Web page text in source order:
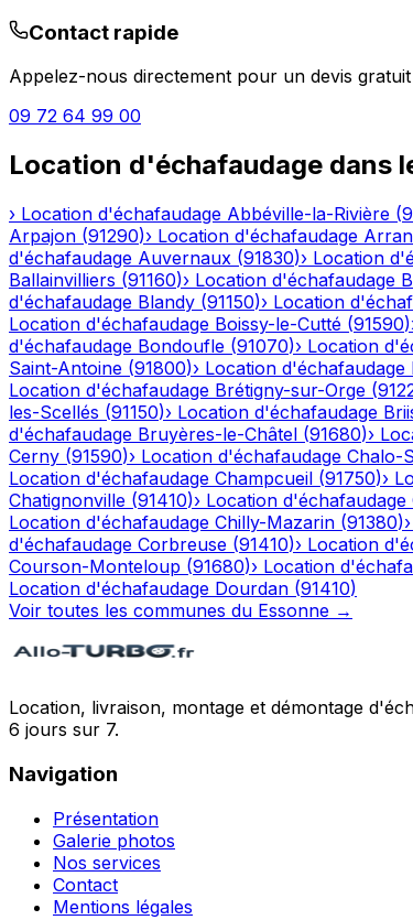
Contact rapide
Appelez-nous directement pour un devis gratuit
09 72 64 99 00
Location d'échafaudage dans
› Location d'échafaudage Abbéville-la-Rivière (
Arpajon (91290)› Location d'échafaudage
d'échafaudage Auvernaux (91830)› Location
Ballainvilliers (91160)› Location d'échafaudage
d'échafaudage Blandy (91150)› Location
Location d'échafaudage Boissy-le-Cutté (91590)
d'échafaudage Bondoufle (91070)› Location
Saint-Antoine (91800)› Location d'échafaudage
Location d'échafaudage Brétigny-sur-Orge (
les-Scellés (91150)› Location d'échafaudage
d'échafaudage Bruyères-le-Châtel (91680)›
Cerny (91590)› Location d'échafaudage Chalo-
Location d'échafaudage Champcueil (91750)›
Chatignonville (91410)› Location d'échafaudage
Location d'échafaudage Chilly-Mazarin (91380)›
d'échafaudage Corbreuse (91410)› Location
Courson-Monteloup (91680)› Location
Location d'échafaudage Dourdan (91410)
Voir toutes les communes du Essonne →
Location, livraison, montage et démontage
6 jours sur 7.
Navigation
Présentation
Galerie photos
Nos services
Contact
Mentions légales